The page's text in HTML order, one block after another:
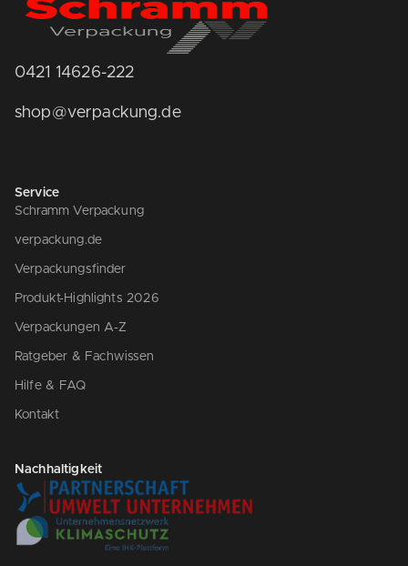
0421 14626-222
shop@verpackung.de
Service
Schramm Verpackung
verpackung.de
Verpackungsfinder
Produkt-Highlights 2026
Verpackungen A-Z
Ratgeber & Fachwissen
Hilfe & FAQ
Kontakt
Nachhaltigkeit